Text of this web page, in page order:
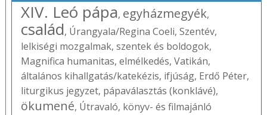
XIV. Leó pápa, egyházmegyék,
család, Úrangyala/Regina Coeli, Szentév,
lelkiségi mozgalmak, szentek és boldogok,
Magnifica humanitas, elmélkedés, Vatikán,
általános kihallgatás/katekézis, ifjúság, Erdő Péter,
liturgikus jegyzet, pápaválasztás (konklávé),
ökumené, Útravaló, könyv- és filmajánló